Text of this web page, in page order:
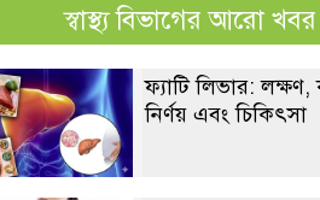
স্বাস্থ্য বিভাগের আরো খবর
ফ্যাটি লিভার:
নির্ণয় এবং চিকিৎসা